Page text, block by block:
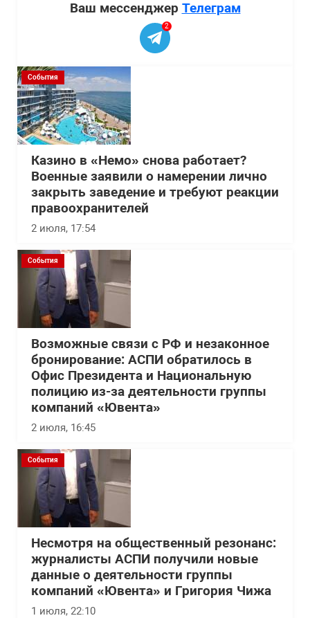
Ваш мессенджер Телеграм
2
События
Казино в «Немо» снова работает?
Военные заявили о намерении лично
закрыть заведение и требуют реакции
правоохранителей
2 июля, 17:54
События
Возможные связи с РФ и незаконное
бронирование: АСПИ обратилось в
Офис Президента и Национальную
полицию из-за деятельности группы
компаний «Ювента»
2 июля, 16:45
События
Несмотря на общественный резонанс:
журналисты АСПИ получили новые
данные о деятельности группы
компаний «Ювента» и Григория Чижа
1 июля, 22:10